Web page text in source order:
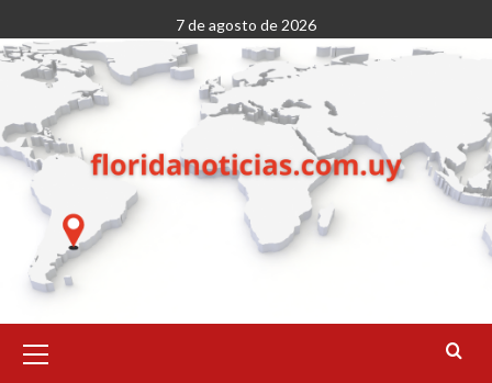
al
contenido
7 de agosto de 2026
primario